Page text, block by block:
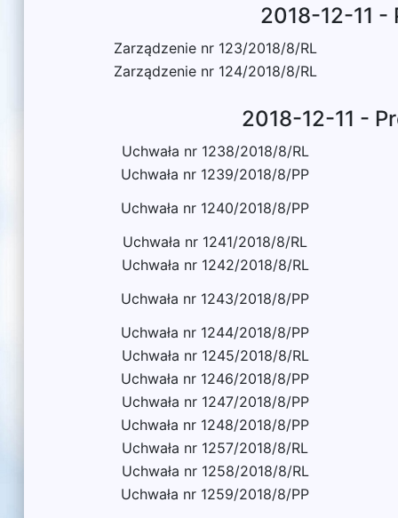
2018-12-11 -
Zarządzenie nr 123/2018/8/RL
Zarządzenie nr 124/2018/8/RL
2018-12-11 -
Uchwała nr 1238/2018/8/RL
Uchwała nr 1239/2018/8/PP
Uchwała nr 1240/2018/8/PP
Uchwała nr 1241/2018/8/RL
Uchwała nr 1242/2018/8/RL
Uchwała nr 1243/2018/8/PP
Uchwała nr 1244/2018/8/PP
Uchwała nr 1245/2018/8/RL
Uchwała nr 1246/2018/8/PP
Uchwała nr 1247/2018/8/PP
Uchwała nr 1248/2018/8/PP
Uchwała nr 1257/2018/8/RL
Uchwała nr 1258/2018/8/RL
Uchwała nr 1259/2018/8/PP